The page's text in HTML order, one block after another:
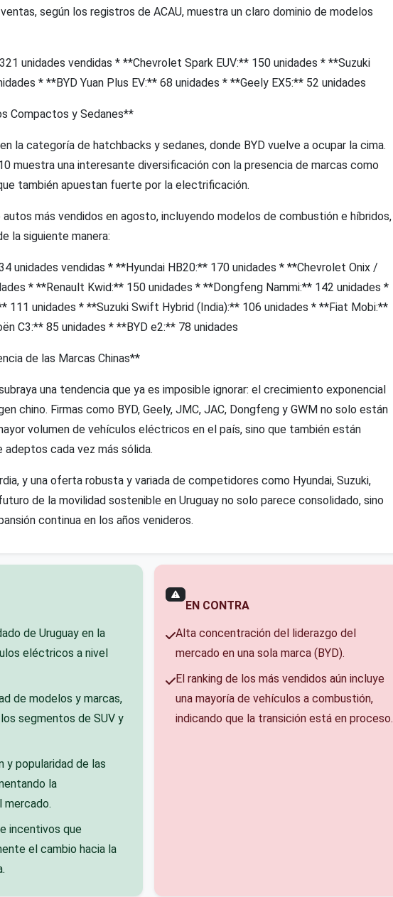
según los registros de ACAU, muestra un claro dominio de modelos
unidades vendidas * **Chevrolet Spark EUV:** 150 unidades * **Suzuki
* **BYD Yuan Plus EV:** 68 unidades * **Geely EX5:** 52 unidades
Compactos y Sedanes**
la categoría de hatchbacks y sedanes, donde BYD vuelve a ocupar la cima.
muestra una interesante diversificación con la presencia de marcas como
también apuestan fuerte por la electrificación.
autos más vendidos en agosto, incluyendo modelos de combustión e híbridos,
la siguiente manera:
unidades vendidas * **Hyundai HB20:** 170 unidades * **Chevrolet Onix /
* **Renault Kwid:** 150 unidades * **Dongfeng Nammi:** 142 unidades *
111 unidades * **Suzuki Swift Hybrid (India):** 106 unidades * **Fiat Mobi:**
C3:** 85 unidades * **BYD e2:** 78 unidades
de las Marcas Chinas**
una tendencia que ya es imposible ignorar: el crecimiento exponencial
chino. Firmas como BYD, Geely, JMC, JAC, Dongfeng y GWM no solo están
volumen de vehículos eléctricos en el país, sino que también están
adeptos cada vez más sólida.
y una oferta robusta y variada de competidores como Hyundai, Suzuki,
de la movilidad sostenible en Uruguay no solo parece consolidado, sino
continua en los años venideros.
de Uruguay en la
eléctricos a nivel
de modelos y marcas,
segmentos de SUV y
y popularidad de las
la
incentivos que
el cambio hacia la
EN CONTRA
Alta concentración del liderazgo del
mercado en una sola marca (BYD).
El ranking de los más vendidos aún incluye
una mayoría de vehículos a combustión,
indicando que la transición está en proceso.